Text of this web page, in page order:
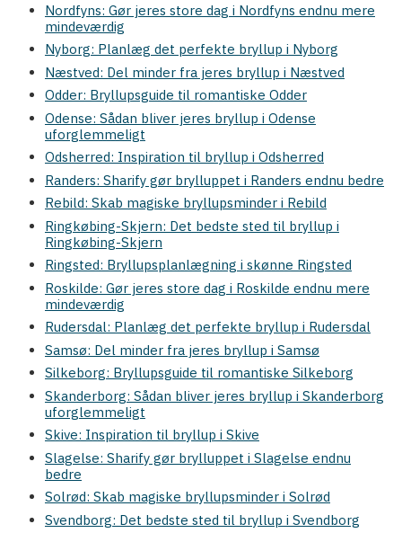
Nordfyns: Gør jeres store dag i Nordfyns endnu mere
mindeværdig
Nyborg: Planlæg det perfekte bryllup i Nyborg
Næstved: Del minder fra jeres bryllup i Næstved
Odder: Bryllupsguide til romantiske Odder
Odense: Sådan bliver jeres bryllup i Odense
uforglemmeligt
Odsherred: Inspiration til bryllup i Odsherred
Randers: Sharify gør brylluppet i Randers endnu bedre
Rebild: Skab magiske bryllupsminder i Rebild
Ringkøbing-Skjern: Det bedste sted til bryllup i
Ringkøbing-Skjern
Ringsted: Bryllupsplanlægning i skønne Ringsted
Roskilde: Gør jeres store dag i Roskilde endnu mere
mindeværdig
Rudersdal: Planlæg det perfekte bryllup i Rudersdal
Samsø: Del minder fra jeres bryllup i Samsø
Silkeborg: Bryllupsguide til romantiske Silkeborg
Skanderborg: Sådan bliver jeres bryllup i Skanderborg
uforglemmeligt
Skive: Inspiration til bryllup i Skive
Slagelse: Sharify gør brylluppet i Slagelse endnu
bedre
Solrød: Skab magiske bryllupsminder i Solrød
Svendborg: Det bedste sted til bryllup i Svendborg